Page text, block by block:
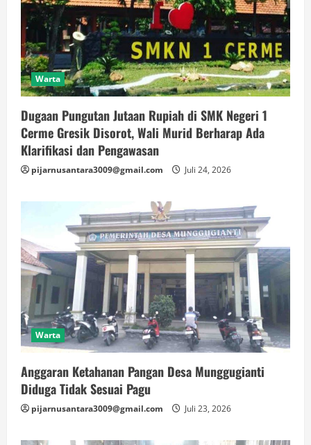
Warta
Dugaan Pungutan Jutaan Rupiah di SMK Negeri 1
Cerme Gresik Disorot, Wali Murid Berharap Ada
Klarifikasi dan Pengawasan
pijarnusantara3009@gmail.com Juli 24, 2026
Warta
Anggaran Ketahanan Pangan Desa Munggugianti
Diduga Tidak Sesuai Pagu
pijarnusantara3009@gmail.com Juli 23, 2026